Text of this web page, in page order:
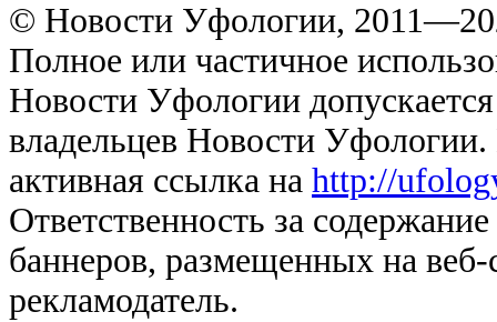
© Новости Уфологии,
Полное или частичное
Новости Уфологии
владельцев Новости
активная ссылка на http://
Ответственность за
баннеров, размещенных на
рекламодатель.